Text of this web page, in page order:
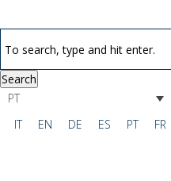
Search
PT
IT
EN DE ES PT FR